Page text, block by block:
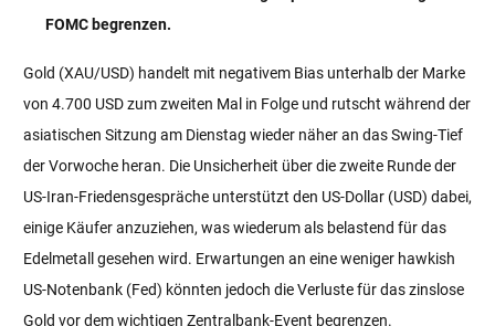
FOMC begrenzen.
Gold (XAU/USD) handelt mit negativem Bias unterhalb der Marke
von 4.700 USD zum zweiten Mal in Folge und rutscht während der
asiatischen Sitzung am Dienstag wieder näher an das Swing-Tief
der Vorwoche heran. Die Unsicherheit über die zweite Runde der
US-Iran-Friedensgespräche unterstützt den US-Dollar (USD) dabei,
einige Käufer anzuziehen, was wiederum als belastend für das
Edelmetall gesehen wird. Erwartungen an eine weniger hawkish
US-Notenbank (Fed) könnten jedoch die Verluste für das zinslose
Gold vor dem wichtigen Zentralbank-Event begrenzen.